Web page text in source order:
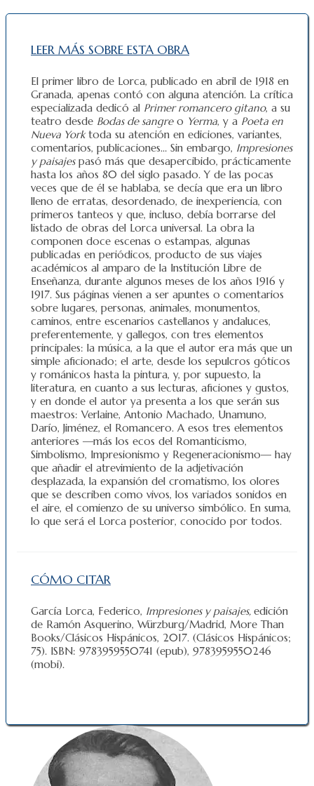
LEER MÁS SOBRE ESTA OBRA
El primer libro de Lorca, publicado en abril de 1918 en
Granada, apenas contó con alguna atención. La crítica
especializada dedicó al Primer romancero gitano, a su
teatro desde Bodas de sangreo Yerma, y a Poeta en
Nueva Yorktoda su atención en ediciones, variantes,
comentarios, publicaciones… Sin embargo, Impresiones
y paisajespasó más que desapercibido, prácticamente
hasta los años 80 del siglo pasado. Y de las pocas
veces que de él se hablaba, se decía que era un libro
lleno de erratas, desordenado, de inexperiencia, con
primeros tanteos y que, incluso, debía borrarse del
listado de obras del Lorca universal. La obra la
componen doce escenas o estampas, algunas
publicadas en periódicos, producto de sus viajes
académicos al amparo de la Institución Libre de
Enseñanza, durante algunos meses de los años 1916 y
1917. Sus páginas vienen a ser apuntes o comentarios
sobre lugares, personas, animales, monumentos,
caminos, entre escenarios castellanos y andaluces,
preferentemente, y gallegos, con tres elementos
principales: la música, a la que el autor era más que un
simple aficionado; el arte, desde los sepulcros góticos
y románicos hasta la pintura, y, por supuesto, la
literatura, en cuanto a sus lecturas, aficiones y gustos,
y en donde el autor ya presenta a los que serán sus
maestros: Verlaine, Antonio Machado, Unamuno,
Darío, Jiménez, el Romancero. A esos tres elementos
anteriores —más los ecos del Romanticismo,
Simbolismo, Impresionismo y Regeneracionismo— hay
que añadir el atrevimiento de la adjetivación
desplazada, la expansión del cromatismo, los olores
que se describen como vivos, los variados sonidos en
el aire, el comienzo de su universo simbólico. En suma,
lo que será el Lorca posterior, conocido por todos.
CÓMO CITAR
García Lorca, Federico, Impresiones y paisajes, edición
de Ramón Asquerino, Würzburg/Madrid, More Than
Books/Clásicos Hispánicos, 2017. (Clásicos Hispánicos;
75). ISBN: 9783959550741 (epub), 9783959550246
(mobi).